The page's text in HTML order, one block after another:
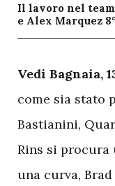
Il lavoro nel
e Alex Marquez
Vedi Bagnaia,
come sia stato
Bastianini,
Rins si procura
una curva,